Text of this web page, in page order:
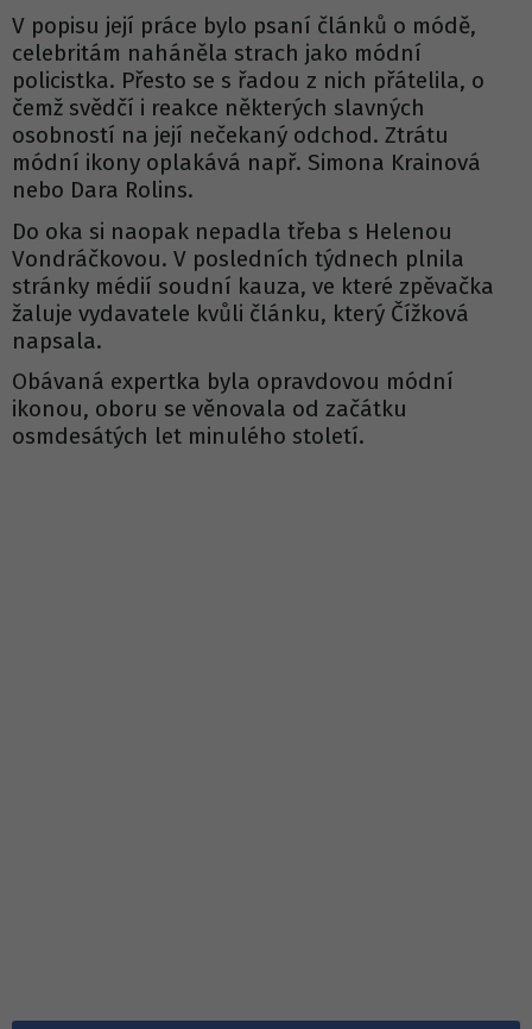
V popisu její práce bylo psaní článků o módě,
celebritám naháněla strach jako módní
policistka. Přesto se s řadou z nich přátelila, o
čemž svědčí i reakce některých slavných
osobností na její nečekaný odchod. Ztrátu
módní ikony oplakává např. Simona Krainová
nebo Dara Rolins.
Do oka si naopak nepadla třeba s Helenou
Vondráčkovou. V posledních týdnech plnila
stránky médií soudní kauza, ve které zpěvačka
žaluje vydavatele kvůli článku, který Čížková
napsala.
Obávaná expertka byla opravdovou módní
ikonou, oboru se věnovala od začátku
osmdesátých let minulého století.